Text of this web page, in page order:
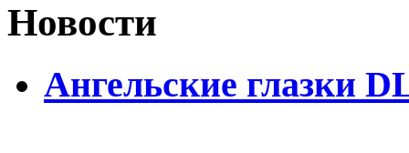
Новости
Ангельские глазки